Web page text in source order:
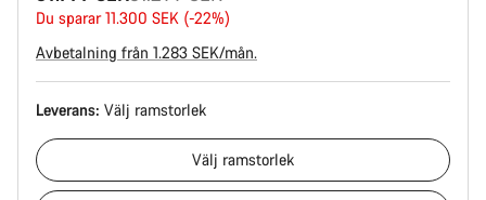
Du sparar 11.300 SEK (-22%)
Avbetalning från 1.283 SEK/mån.
Leverans: Välj ramstorlek
Välj ramstorlek